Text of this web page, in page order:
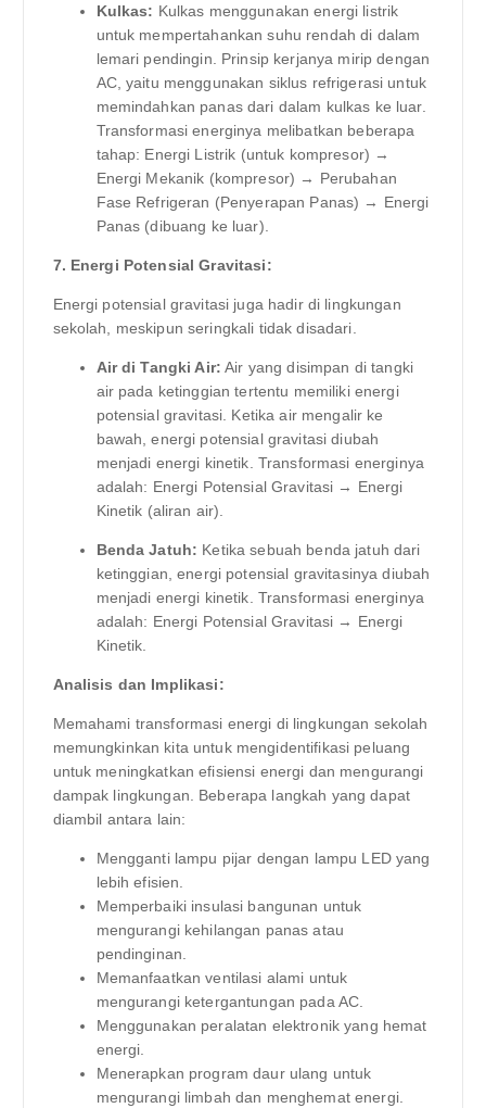
Kulkas: Kulkas menggunakan energi listrik
untuk mempertahankan suhu rendah di dalam
lemari pendingin. Prinsip kerjanya mirip dengan
AC, yaitu menggunakan siklus refrigerasi untuk
memindahkan panas dari dalam kulkas ke luar.
Transformasi energinya melibatkan beberapa
tahap: Energi Listrik (untuk kompresor) →
Energi Mekanik (kompresor) → Perubahan
Fase Refrigeran (Penyerapan Panas) → Energi
Panas (dibuang ke luar).
7. Energi Potensial Gravitasi:
Energi potensial gravitasi juga hadir di lingkungan
sekolah, meskipun seringkali tidak disadari.
Air di Tangki Air: Air yang disimpan di tangki
air pada ketinggian tertentu memiliki energi
potensial gravitasi. Ketika air mengalir ke
bawah, energi potensial gravitasi diubah
menjadi energi kinetik. Transformasi energinya
adalah: Energi Potensial Gravitasi → Energi
Kinetik (aliran air).
Benda Jatuh: Ketika sebuah benda jatuh dari
ketinggian, energi potensial gravitasinya diubah
menjadi energi kinetik. Transformasi energinya
adalah: Energi Potensial Gravitasi → Energi
Kinetik.
Analisis dan Implikasi:
Memahami transformasi energi di lingkungan sekolah
memungkinkan kita untuk mengidentifikasi peluang
untuk meningkatkan efisiensi energi dan mengurangi
dampak lingkungan. Beberapa langkah yang dapat
diambil antara lain:
Mengganti lampu pijar dengan lampu LED yang
lebih efisien.
Memperbaiki insulasi bangunan untuk
mengurangi kehilangan panas atau
pendinginan.
Memanfaatkan ventilasi alami untuk
mengurangi ketergantungan pada AC.
Menggunakan peralatan elektronik yang hemat
energi.
Menerapkan program daur ulang untuk
mengurangi limbah dan menghemat energi.